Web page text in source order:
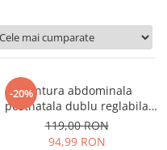
-20%Centura abdominala
postnatala dublu reglabila
black
119,00 RON
94,99 RON